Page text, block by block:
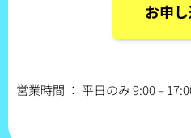
お申
営業時間 ： 平日のみ 9:00 –